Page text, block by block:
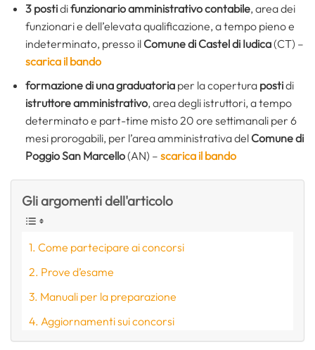
3 postidifunzionario amministrativo contabile, area dei
funzionari e dell’elevata qualificazione, a tempo pieno e
indeterminato, presso il Comune di Castel di Iudica(CT) –
scarica il bando
formazione di una graduatoriaper la copertura postidi
istruttore amministrativo, area degli istruttori, a tempo
determinato e part-time misto 20 ore settimanali per 6
mesi prorogabili, per l’area amministrativa del Comune di
Poggio San Marcello(AN) – scarica il bando
Gli argomenti dell'articolo
Come partecipare ai concorsi
Prove d’esame
Manuali per la preparazione
Aggiornamenti sui concorsi